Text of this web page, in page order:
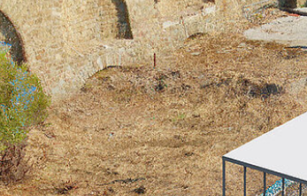
PREFABBRICAZIONE
SOCIETÀ